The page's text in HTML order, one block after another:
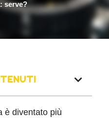
serve?
è diventato più